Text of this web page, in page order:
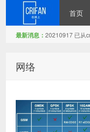
首页
最新消息： 20210917 已从
网络